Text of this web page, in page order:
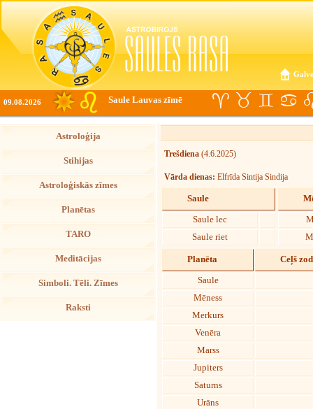
09.08.2026 Saule Lauvas zīmē
Astroloģija
Stihijas
Astroloģiskās zīmes
Planētas
TARO
Meditācijas
Simboli. Tēli. Zīmes
Raksti
Trešdiena (4.6.2025)
Vārda dienas: Elfrīda Sintija Sindija
Saule
Saule lec
Saule riet
Planēta Ceļš
Saule
Mēness
Merkurs
Venēra
Marss
Jupiters
Saturns
Urāns